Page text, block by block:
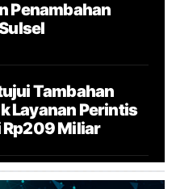
Penambahan
Tambahan
Layanan Perintis
Rp209 Miliar